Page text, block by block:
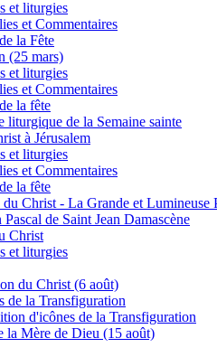
et liturgies
et Commentaires
la Fête
(25 mars)
et liturgies
et Commentaires
la fête
liturgique de la Semaine sainte
à Jérusalem
et liturgies
et Commentaires
la fête
Christ - La Grande et Lumineuse
Pascal de Saint Jean Damascène
Christ
et liturgies
du Christ (6 août)
de la Transfiguration
d'icônes de la Transfiguration
la Mère de Dieu (15 août)